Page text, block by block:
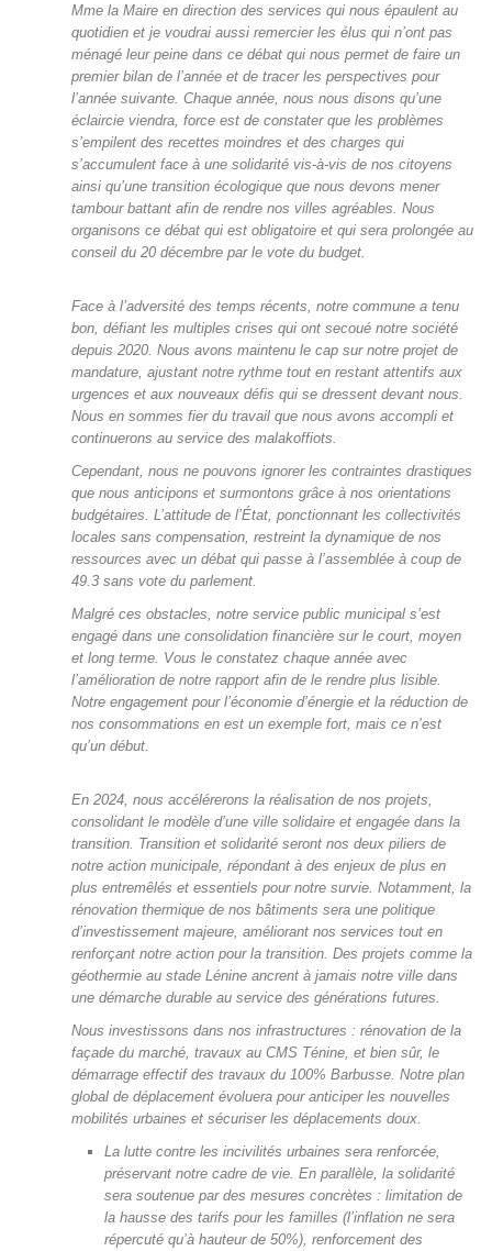
Mme la Maire en direction des services qui nous épaulent au
quotidien et je voudrai aussi remercier les élus qui n’ont pas
ménagé leur peine dans ce débat qui nous permet de faire un
premier bilan de l’année et de tracer les perspectives pour
l’année suivante. Chaque année, nous nous disons qu’une
éclaircie viendra, force est de constater que les problèmes
s’empilent des recettes moindres et des charges qui
s’accumulent face à une solidarité vis-à-vis de nos citoyens
ainsi qu’une transition écologique que nous devons mener
tambour battant afin de rendre nos villes agréables. Nous
organisons ce débat qui est obligatoire et qui sera prolongée au
conseil du 20 décembre par le vote du budget.
Face à l’adversité des temps récents, notre commune a tenu
bon, défiant les multiples crises qui ont secoué notre société
depuis 2020. Nous avons maintenu le cap sur notre projet de
mandature, ajustant notre rythme tout en restant attentifs aux
urgences et aux nouveaux défis qui se dressent devant nous.
Nous en sommes fier du travail que nous avons accompli et
continuerons au service des malakoffiots.
Cependant, nous ne pouvons ignorer les contraintes drastiques
que nous anticipons et surmontons grâce à nos orientations
budgétaires. L’attitude de l’État, ponctionnant les collectivités
locales sans compensation, restreint la dynamique de nos
ressources avec un débat qui passe à l’assemblée à coup de
49.3 sans vote du parlement.
Malgré ces obstacles, notre service public municipal s’est
engagé dans une consolidation financière sur le court, moyen
et long terme. Vous le constatez chaque année avec
l’amélioration de notre rapport afin de le rendre plus lisible.
Notre engagement pour l’économie d’énergie et la réduction de
nos consommations en est un exemple fort, mais ce n’est
qu’un début.
En 2024, nous accélérerons la réalisation de nos projets,
consolidant le modèle d’une ville solidaire et engagée dans la
transition. Transition et solidarité seront nos deux piliers de
notre action municipale, répondant à des enjeux de plus en
plus entremêlés et essentiels pour notre survie. Notamment, la
rénovation thermique de nos bâtiments sera une politique
d’investissement majeure, améliorant nos services tout en
renforçant notre action pour la transition. Des projets comme la
géothermie au stade Lénine ancrent à jamais notre ville dans
une démarche durable au service des générations futures.
Nous investissons dans nos infrastructures : rénovation de la
façade du marché, travaux au CMS Ténine, et bien sûr, le
démarrage effectif des travaux du 100% Barbusse. Notre plan
global de déplacement évoluera pour anticiper les nouvelles
mobilités urbaines et sécuriser les déplacements doux.
La lutte contre les incivilités urbaines sera renforcée,
préservant notre cadre de vie. En parallèle, la solidarité
sera soutenue par des mesures concrètes : limitation de
la hausse des tarifs pour les familles (l’inflation ne sera
répercuté qu’à hauteur de 50%), renforcement des